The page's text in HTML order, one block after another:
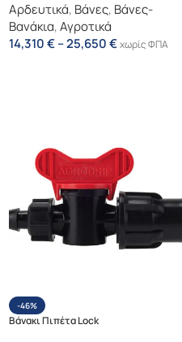
Αρδευτικά, Βάνες, Βάνες-
Βανάκια,Αγροτικά
14,310€–25,650€χωρίς ΦΠΑ
-46%
Βάνακι Πιπέτα Lock